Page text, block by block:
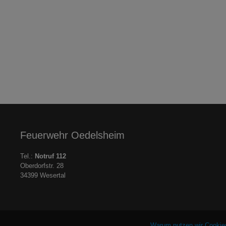
Feuerwehr Oedelsheim
Tel.: Notruf 112
Oberdorfstr. 28
34399 Wesertal